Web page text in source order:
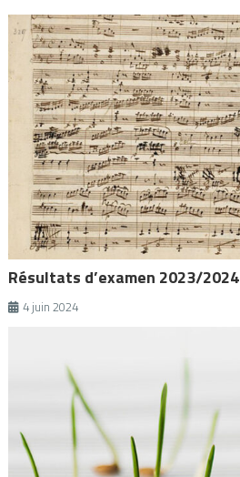
Résultats d’examen 2023/2024
4 juin 2024